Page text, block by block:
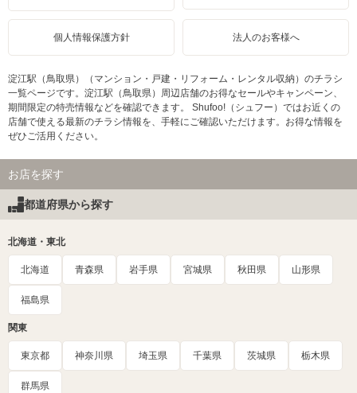
個人情報保護方針 法人のお客様へ
淀江駅（鳥取県）（マンション・戸建・リフォーム・レンタル収納）のチラシ
一覧ページです。淀江駅（鳥取県）周辺店舗のお得なセールやキャンペーン、
期間限定の特売情報などを確認できます。 Shufoo!（シュフー）ではお近くの
店舗で使える最新のチラシ情報を、手軽にご確認いただけます。お得な情報を
ぜひご活用ください。
お店を探す
都道府県から探す
北海道・東北
北海道 青森県 岩手県 宮城県 秋田県 山形県
福島県
関東
東京都 神奈川県 埼玉県 千葉県 茨城県 栃木県
群馬県